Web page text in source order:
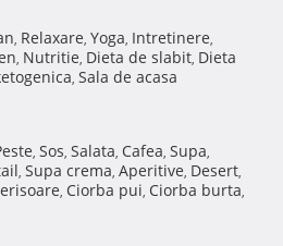
, Relaxare, Yoga, Intretinere,
, Nutritie, Dieta de slabit, Dieta
, Sala de acasa
, Sos, Salata, Cafea, Supa,
, Supa crema, Aperitive, Desert,
, Ciorba pui, Ciorba burta,